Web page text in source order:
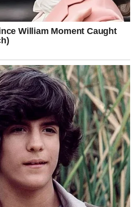
pronalaženje
koja dolazi Vagama jeste
sopstvene vrednosti.
pokušava da usreći druge i da
Međutim, ponekad zaboravite da
ste prošli naučile su vas važnim
da ne možete svima ugoditi i da
sebe.